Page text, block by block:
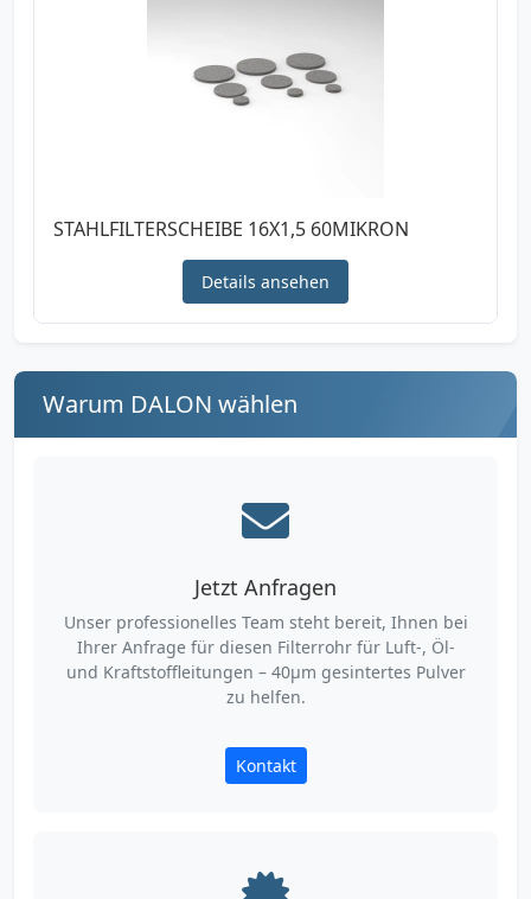
STAHLFILTERSCHEIBE 16X1,5 60MIKRON
Details ansehen
Warum DALON wählen
Jetzt Anfragen
Unser professionelles Team steht bereit, Ihnen bei
Ihrer Anfrage für diesen Filterrohr für Luft-, Öl-
und Kraftstoffleitungen – 40µm gesintertes Pulver
zu helfen.
Kontakt